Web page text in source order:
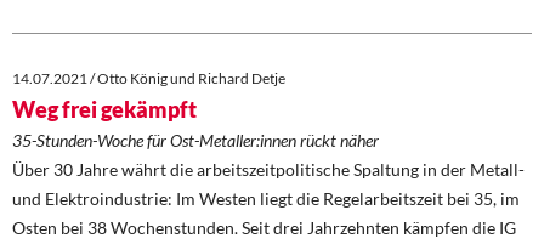
Kontakt
14.07.2021 / Otto König und Richard Detje
Weg frei gekämpft
35-Stunden-Woche für Ost-Metaller:innen rückt näher
Über 30 Jahre währt die arbeitszeitpolitische Spaltung in der Metall-
und Elektroindustrie: Im Westen liegt die Regelarbeitszeit bei 35, im
Osten bei 38 Wochenstunden. Seit drei Jahrzehnten kämpfen die IG